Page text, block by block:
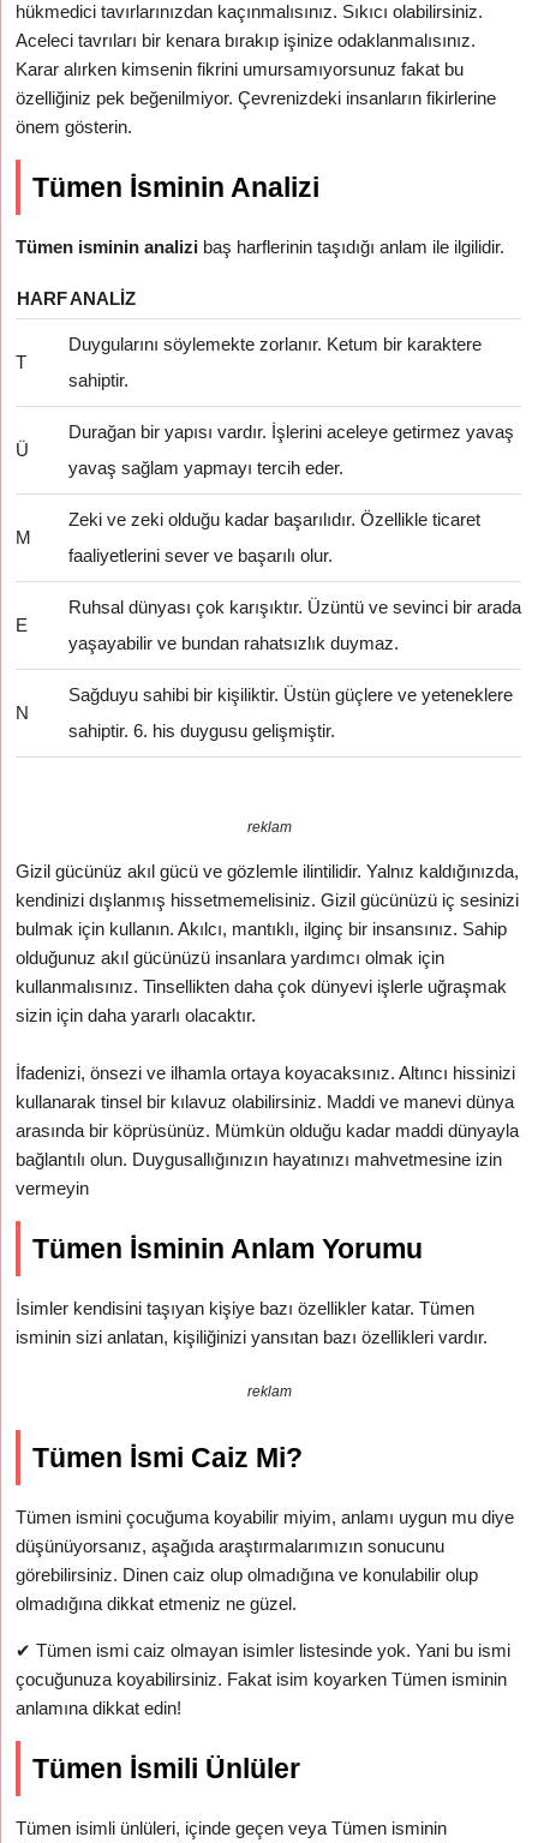
hükmedici tavırlarınızdan kaçınmalısınız. Sıkıcı olabilirsiniz.
Aceleci tavrıları bir kenara bırakıp işinize odaklanmalısınız.
Karar alırken kimsenin fikrini umursamıyorsunuz fakat bu
özelliğiniz pek beğenilmiyor. Çevrenizdeki insanların fikirlerine
önem gösterin.
Tümen İsminin Analizi
Tümen isminin analizi baş harflerinin taşıdığı anlam ile ilgilidir.
HARFANALIZ
T
Duygularını söylemekte zorlanır. Ketum bir karaktere
sahiptir.
Ü
Durağan bir yapısı vardır. İşlerini aceleye getirmez yavaş
yavaş sağlam yapmayı tercih eder.
M
Zeki ve zeki olduğu kadar başarılıdır. Özellikle ticaret
faaliyetlerini sever ve başarılı olur.
E
Ruhsal dünyası çok karışıktır. Üzüntü ve sevinci bir arada
yaşayabilir ve bundan rahatsızlık duymaz.
N
Sağduyu sahibi bir kişiliktir. Üstün güçlere ve yeteneklere
sahiptir. 6. his duygusu gelişmiştir.
reklam
Gizil gücünüz akıl gücü ve gözlemle ilintilidir. Yalnız kaldığınızda,
kendinizi dışlanmış hissetmemelisiniz. Gizil gücünüzü iç sesinizi
bulmak için kullanın. Akılcı, mantıklı, ilginç bir insansınız. Sahip
olduğunuz akıl gücünüzü insanlara yardımcı olmak için
kullanmalısınız. Tinsellikten daha çok dünyevi işlerle uğraşmak
sizin için daha yararlı olacaktır.
İfadenizi, önsezi ve ilhamla ortaya koyacaksınız. Altıncı hissinizi
kullanarak tinsel bir kılavuz olabilirsiniz. Maddi ve manevi dünya
arasında bir köprüsünüz. Mümkün olduğu kadar maddi dünyayla
bağlantılı olun. Duygusallığınızın hayatınızı mahvetmesine izin
vermeyin
Tümen İsminin Anlam Yorumu
İsimler kendisini taşıyan kişiye bazı özellikler katar. Tümen
isminin sizi anlatan, kişiliğinizi yansıtan bazı özellikleri vardır.
reklam
Tümen İsmi Caiz Mi?
Tümen ismini çocuğuma koyabilir miyim, anlamı uygun mu diye
düşünüyorsanız, aşağıda araştırmalarımızın sonucunu
görebilirsiniz. Dinen caiz olup olmadığına ve konulabilir olup
olmadığına dikkat etmeniz ne güzel.
✔ Tümen ismi caiz olmayan isimler listesinde yok. Yani bu ismi
çocuğunuza koyabilirsiniz. Fakat isim koyarken Tümen isminin
anlamına dikkat edin!
Tümen İsmili Ünlüler
Tümen isimli ünlüleri, içinde geçen veya Tümen isminin